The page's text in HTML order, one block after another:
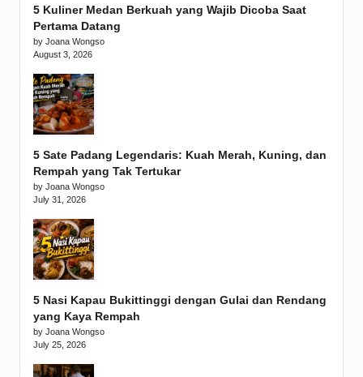
5 Kuliner Medan Berkuah yang Wajib Dicoba Saat
Pertama Datang
by Joana Wongso
August 3, 2026
5 Sate Padang Legendaris: Kuah Merah, Kuning, dan
Rempah yang Tak Tertukar
by Joana Wongso
July 31, 2026
5 Nasi Kapau Bukittinggi dengan Gulai dan Rendang
yang Kaya Rempah
by Joana Wongso
July 25, 2026